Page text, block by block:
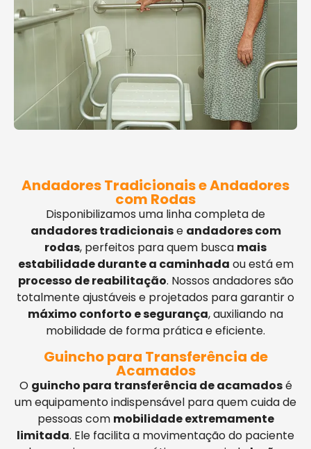
Andadores Tradicionais e Andadores
com Rodas
Disponibilizamos uma linha completa de
andadores tradicionaise andadores com
rodas, perfeitos para quem busca mais
estabilidade durante a caminhada ou está em
processo de reabilitação. Nossos andadores são
totalmente ajustáveis e projetados para garantir o
máximo conforto e segurança, auxiliando na
mobilidade de forma prática e eficiente.
Guincho para Transferência de
Acamados
O guincho para transferência de acamadosé
um equipamento indispensável para quem cuida de
pessoas com mobilidade extremamente
limitada. Ele facilita a movimentação do paciente